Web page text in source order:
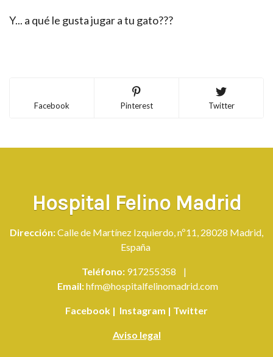
Y... a qué le gusta jugar a tu gato???
Facebook Pinterest Twitter
Hospital Felino Madrid
Dirección:Calle de Martínez Izquierdo, nº11, 28028 Madrid,
España
Teléfono: 917255358 |
Email:hfm@hospitalfelinomadrid.com
Facebook | Instagram | Twitter
Aviso legal